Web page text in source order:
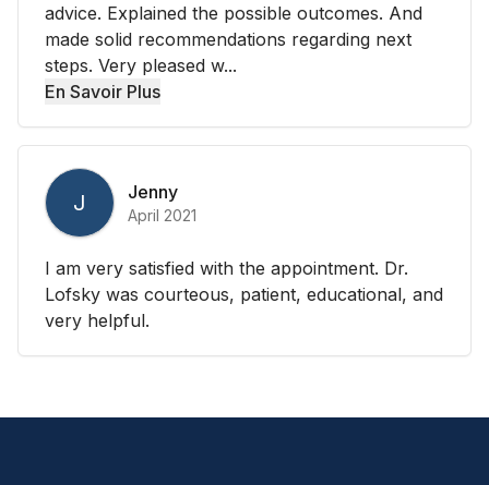
advice. Explained the possible outcomes. And
made solid recommendations regarding next
steps. Very pleased w...
En Savoir Plus
J Jenny
April 2021
I am very satisfied with the appointment. Dr.
Lofsky was courteous, patient, educational, and
very helpful.